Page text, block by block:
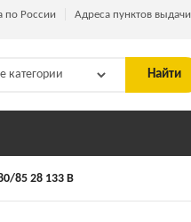
по России Адреса пунктов выдачи
Найти
85 28 133 B